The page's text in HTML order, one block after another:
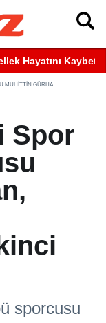
Mahsur Kalan
MUHITTIN GÜRHA...
Spor
sporcusu